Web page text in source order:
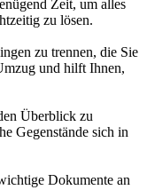
Zeit, um alles
zu lösen.
zu trennen, die Sie
und hilft Ihnen,
Überblick zu
Gegenstände sich in
Dokumente an